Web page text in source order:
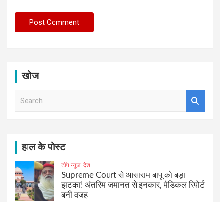
खोज
हाल के पोस्ट
टॉप न्यूज देश
Supreme Court से आसाराम बापू को बड़ा
झटका! अंतरिम जमानत से इनकार, मेडिकल रिपोर्ट
बनी वजह